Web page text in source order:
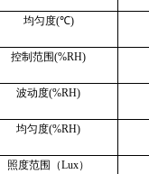
均匀度(℃)
控制范围(%RH)
波动度(%RH)
均匀度(%RH)
照度范围（Lux）